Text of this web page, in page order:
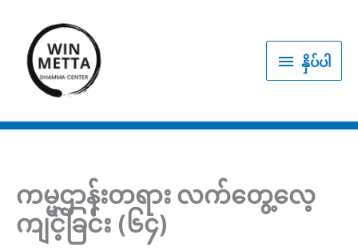
content
နှိပ် နှိပ်ပါ
ကမ္မဌာန်းတရား လက်တွေ့လေ့
ကျင့်ခြင်း (၆၄)